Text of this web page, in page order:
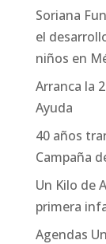
Soriana
el
niños en
Arranca la
Ayuda
40 años
Campaña
Un Kilo de
primera
Agendas